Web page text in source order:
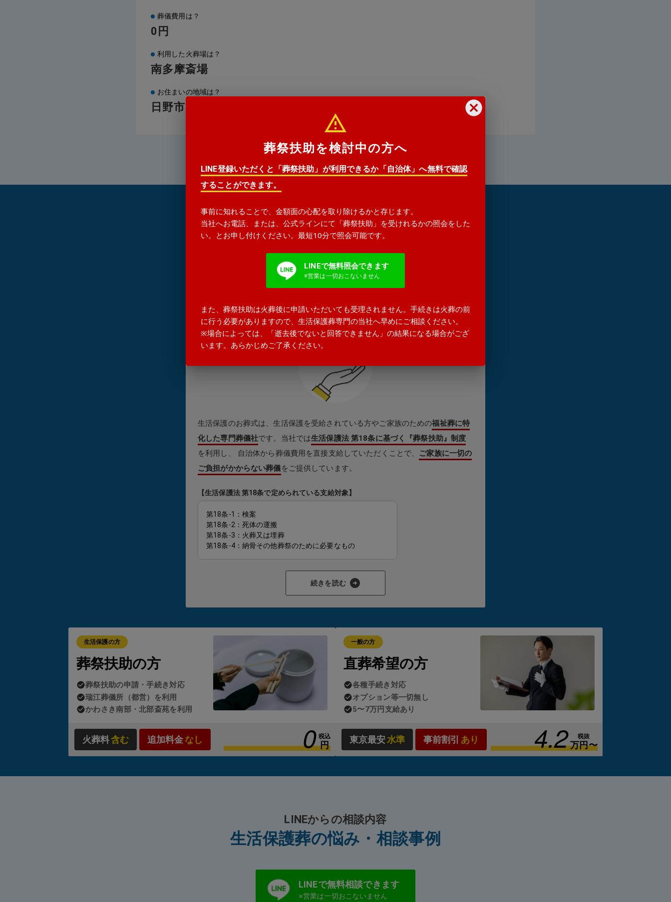
葬儀費用は？
0円
利用した火葬場は？
南多摩斎場
お住まいの地域は？
日野市
生活保護以外の方も利用できます
火葬費用含む・追加料金なし
お見積が最終の請求金額です
無料になる理由
生活保護のお葬式は、生活保護を受給されている方やご家族のための福祉葬に特
化した専門葬儀社です。当社では生活保護法 第18条に基づく『葬祭扶助』制度
を利用し、 自治体から葬儀費用を直接支給していただくことで、 ご家族に一切の
ご負担がかからない葬儀をご提供しています。
【生活保護法 第18条で定められている支給対象】
第18条-1：検案
第18条-2：死体の運搬
第18条-3：火葬又は埋葬
第18条-4：納骨その他葬祭のために必要なもの
から請求を受けたりすることはありません。
これが「生活保護のお葬式」の
ただし、制度の適用にはいくつかの要件があります。
・故人または喪主となる方が生活保護受給者であること
・故人の預貯金や遺留金がほとんどないこと
・ご遺族の方の資産状況に著しい余裕がないこと
状況によっては自治体の判断が必要となるため、「生活保護のお葬式」では
続きを読む
生活保護の方
葬祭扶助の方
葬祭扶助の申請・手続き対応
瑞江葬儀所（都営）を利用
かわさき南部・北部斎苑を利用
火葬料含む 追加料金なし 0 税込
円
一般の方
直葬希望の方
各種手続き対応
オプション等一切無し
5〜7万円支給あり
東京最安水準 事前割引 あり 4.2 税抜
万円〜
LINEからの相談内容
生活保護葬の悩み・相談事例
LINEで無料相談できます
※営業は一切おこないません
葬祭扶助を検討中の方へ
LINE登録いただくと「葬祭扶助」が利用できるか「自治体」へ無料で確認
することができます。
事前に知れることで、金額面の心配を取り除けるかと存じます。
当社へお電話、または、公式ラインにて「葬祭扶助」を受けれるかの照会をした
い。とお申し付けください。最短10分で照会可能です。
LINEで無料照会できます
※営業は一切おこないません
また、葬祭扶助は火葬後に申請いただいても受理されません。手続きは火葬の前
に行う必要がありますので、生活保護葬専門の当社へ早めにご相談ください。
※場合によっては、「逝去後でないと回答できません」の結果になる場合がござ
います。あらかじめご了承ください。